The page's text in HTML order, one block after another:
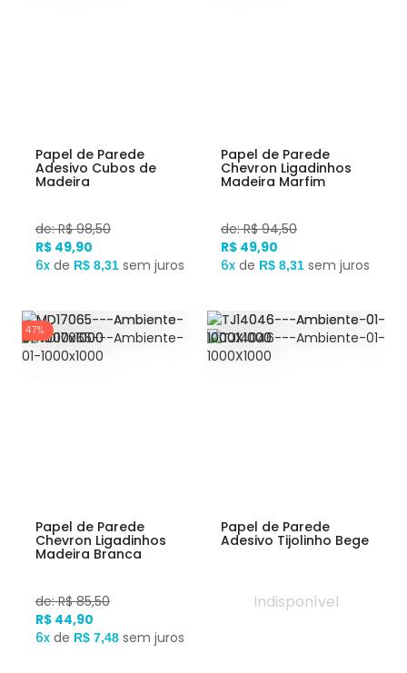
Papel de Parede
Adesivo Cubos de
Madeira
de: R$ 98,50
R$ 49,90
6x de R$ 8,31 sem juros
Papel de Parede
Chevron Ligadinhos
Madeira Marfim
de: R$ 94,50
R$ 49,90
6x de R$ 8,31 sem juros
47%
Papel de Parede
Chevron Ligadinhos
Madeira Branca
de: R$ 85,50
R$ 44,90
6x de R$ 7,48 sem juros
Papel de Parede
Adesivo Tijolinho Bege
Indisponível